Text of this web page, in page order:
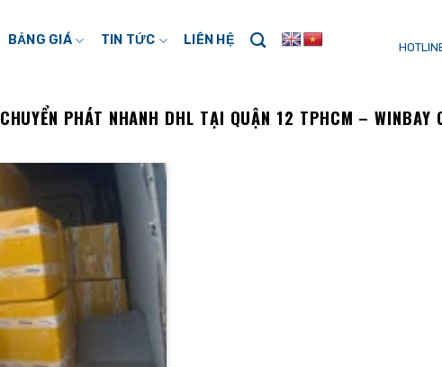
BẢNG GIÁ TIN TỨC LIÊN HỆ
CHUYỂN PHÁT NHANH DHL TẠI QUẬN 12 TPHCM – WINBAY